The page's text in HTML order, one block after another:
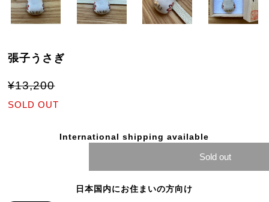
張子うさぎ
¥13,200
SOLD OUT
International shipping available
Sold out
日本国内にお住まいの方向け